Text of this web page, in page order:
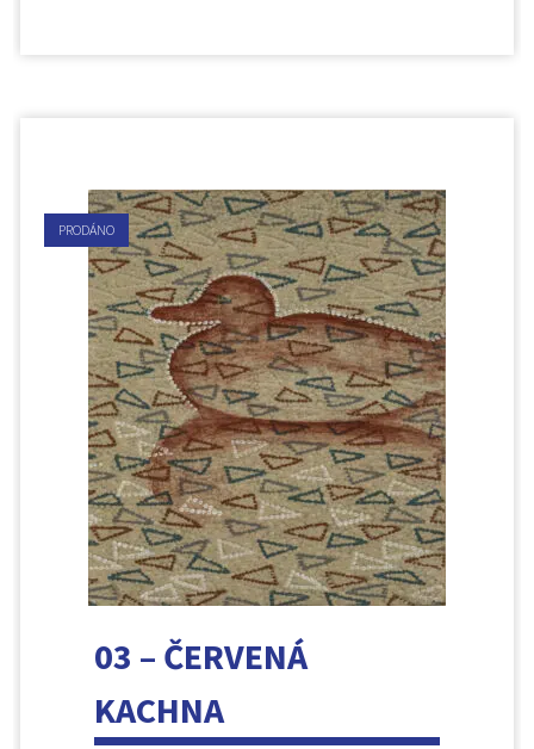
PRODÁNO
03 – ČERVENÁ
KACHNA